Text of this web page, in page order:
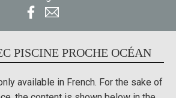
PISCINE PROCHE OCÉAN
available in French. For the sake of